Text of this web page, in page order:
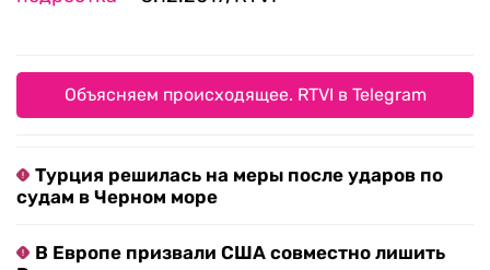
Объясняем происходящее. RTVI в Telegram
Турция решилась на меры после ударов по
судам в Черном море
В Европе призвали США совместно лишить